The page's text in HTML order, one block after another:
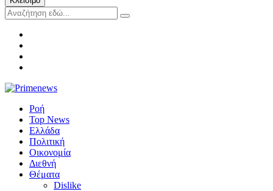
Ροή
Top News
Ελλάδα
Πολιτική
Οικονομία
Διεθνή
Θέματα
Dislike